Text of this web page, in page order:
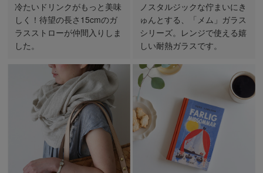
冷たいドリンクがもっと美味
しく！待望の長さ15cmのガ
ラスストローが仲間入りしま
した。
ノスタルジックな佇まいにき
ゅんとする、「メム」ガラス
シリーズ。レンジで使える嬉
しい耐熱ガラスです。